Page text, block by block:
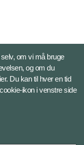
om vi må bruge
og om du
Du kan til hver en tid
ikon i venstre side